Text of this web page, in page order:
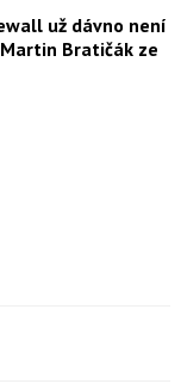
už dávno není
Bratičák ze